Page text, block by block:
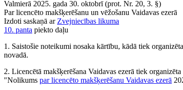
Valmierā 2025. gada 30. oktobrī (prot. Nr. 20, 3. §)
Par licencēto makšķerēšanu un vēžošanu Vaidavas ezerā
Izdoti saskaņā ar Zvejniecības likuma
10. panta piekto daļu
1. Saistošie noteikumi nosaka kārtību, kādā tiek
novadā.
2. Licencētā makšķerēšana Vaidavas ezerā tiek
"Nolikums par licencēto makšķerēšanu Vaidavas ezerā